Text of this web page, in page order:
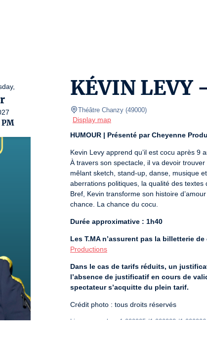
KÉVIN LEVY
Théâtre Chanzy (49000)
Display map
HUMOUR | Présenté par Cheyenne
Kevin Levy apprend qu’il est cocu après 9
À travers son spectacle, il va devoir
mêlant sketch, stand-up, danse, musique
aberrations politiques, la qualité des textes
Bref, Kevin transforme son histoire
chance. La chance du cocu.
Durée approximative : 1h40
Les T.MA n’assurent pas la billetterie
Productions
Dans le cas de tarifs réduits, un
l’absence de justificatif en cours de
spectateur s’acquitte du plein tarif.
Crédit photo : tous droits réservés
License number: 1-000905 /1-000902 /1-